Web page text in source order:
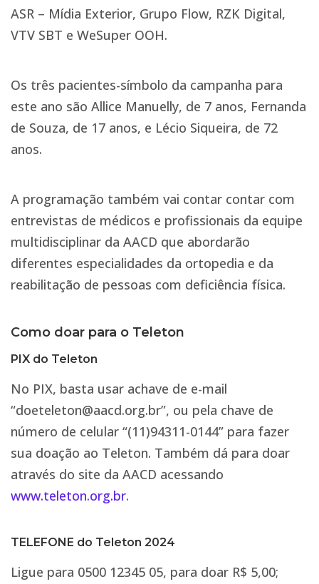
ASR – Mídia Exterior, Grupo Flow, RZK Digital,
VTV SBT e WeSuper OOH.
Os três pacientes-símbolo da campanha para
este ano são Allice Manuelly, de 7 anos, Fernanda
de Souza, de 17 anos, e Lécio Siqueira, de 72
anos.
A programação também vai contar contar com
entrevistas de médicos e profissionais da equipe
multidisciplinar da AACD que abordarão
diferentes especialidades da ortopedia e da
reabilitação de pessoas com deficiência física.
Como doar para o Teleton
PIX do Teleton
No PIX, basta usar achave de e-mail
“doeteleton@aacd.org.br”, ou pela chave de
número de celular “(11)94311-0144” para fazer
sua doação ao Teleton. Também dá para doar
através do site da AACD acessando
www.teleton.org.br.
TELEFONE do Teleton 2024
Ligue para 0500 12345 05, para doar R$ 5,00;